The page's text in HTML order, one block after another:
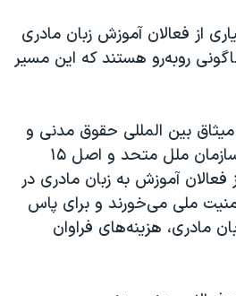
از فعالان آموزش زبان مادری
روبه‌رو هستند که این مسیر
به رغم تصریح ماده ۲۷ میثاق بین المللی حقوق مدنی و
سیاسی مجمع عمومی سازمان ملل متحد و اصل ۱۵
فعالان آموزش به زبان مادری در
ملی می‌خورند و برای پاس
مادری، هزینه‌های فراوان